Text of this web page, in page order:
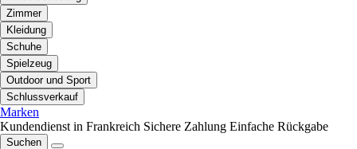
Zimmer
Kleidung
Schuhe
Spielzeug
Outdoor und Sport
Schlussverkauf
Marken
Kundendienst in Frankreich Sichere Zahlung Einfache Rückgabe
Suchen